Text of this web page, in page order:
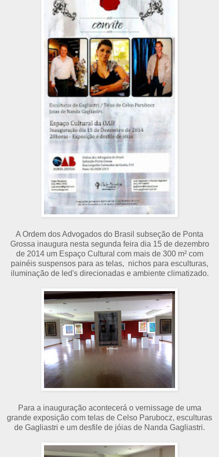
A Ordem dos Advogados do Brasil subseção de Ponta
Grossa inaugura nesta segunda feira dia 15 de dezembro
de 2014 um Espaço Cultural com mais de 300 m² com
painéis suspensos para as telas, nichos para esculturas,
iluminação de led's direcionadas e ambiente climatizado.
Para a inauguração acontecerá o vernissage de uma
grande exposição com telas de Celso Parubocz, esculturas
de Gagliastri e um desfile de jóias de Nanda Gagliastri.